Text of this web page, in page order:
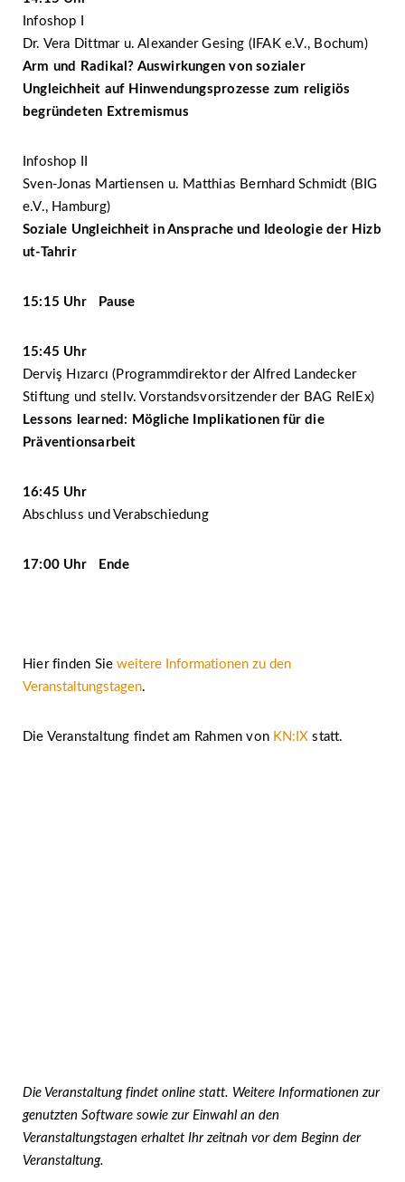
Infoshop I
Dr. Vera Dittmar u. Alexander Gesing (IFAK e.V., Bochum)
Arm und Radikal? Auswirkungen von sozialer
Ungleichheit auf Hinwendungsprozesse zum religiös
begründeten Extremismus
Infoshop II
Sven-Jonas Martiensen u. Matthias Bernhard Schmidt (BIG
e.V., Hamburg)
Soziale Ungleichheit in Ansprache und Ideologie der Hizb
ut-Tahrir
15:15 Uhr Pause
15:45 Uhr
Derviş Hızarcı (Programmdirektor der Alfred Landecker
Stiftung und stellv. Vorstandsvorsitzender der BAG RelEx)
Lessons learned: Mögliche Implikationen für die
Präventionsarbeit
16:45 Uhr
Abschluss und Verabschiedung
17:00 Uhr Ende
Hier finden Sieweitere Informationen zu den
Veranstaltungstagen.
Die Veranstaltung findet am Rahmen von KN:IX statt.
Die Veranstaltung findet online statt. Weitere Informationen zur
genutzten Software sowie zur Einwahl an den
Veranstaltungstagen erhaltet Ihr zeitnah vor dem Beginn der
Veranstaltung.­­